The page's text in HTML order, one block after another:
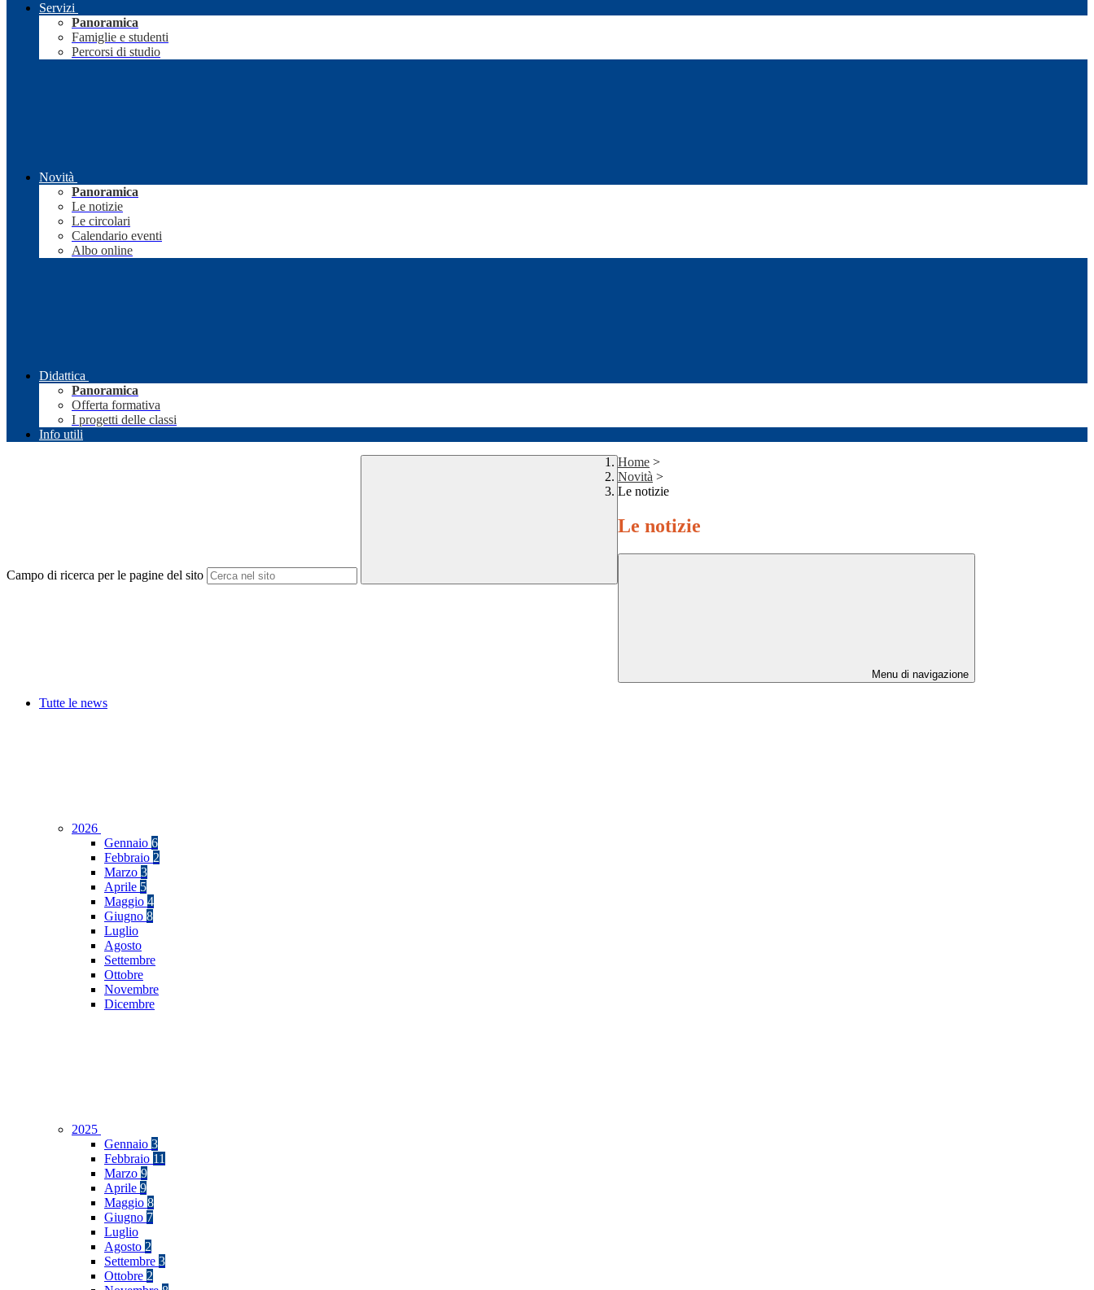
Servizi
Panoramica
Famiglie e studenti
Percorsi di studio
Novità
Panoramica
Le notizie
Le circolari
Calendario eventi
Albo online
Didattica
Panoramica
Offerta formativa
I progetti delle classi
Info utili
Campo di ricerca per le pagine del sito
Home >
Novità >
Le notizie
Le notizie
Menu di navigazione
Tutte le news
2026
Gennaio 6
Febbraio 2
Marzo 3
Aprile 5
Maggio 4
Giugno 8
Luglio
Agosto
Settembre
Ottobre
Novembre
Dicembre
2025
Gennaio 3
Febbraio 11
Marzo 9
Aprile 9
Maggio 8
Giugno 7
Luglio
Agosto 2
Settembre 3
Ottobre 2